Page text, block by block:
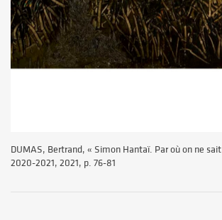
DUMAS, Bertrand, « Simon Hantaï. Par où on ne
2020-2021, 2021, p. 76-81